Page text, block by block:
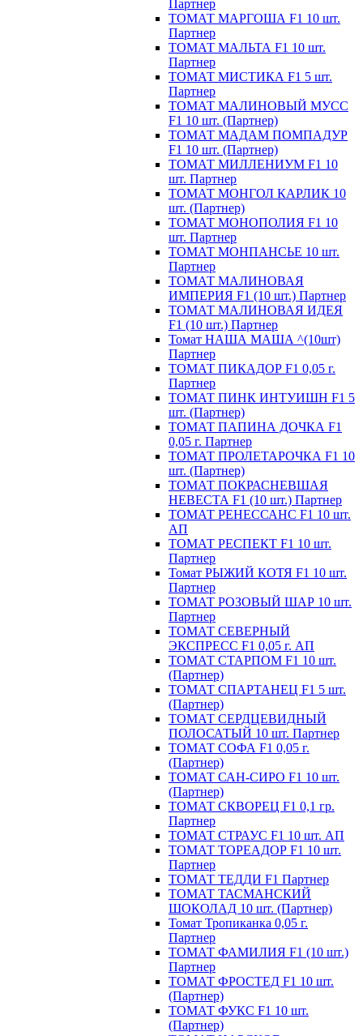
Партнер
ТОМАТ МАРГОША F1 10 шт.
Партнер
ТОМАТ МАЛЬТА F1 10 шт.
Партнер
ТОМАТ МИСТИКА F1 5 шт.
Партнер
ТОМАТ МАЛИНОВЫЙ МУСС
F1 10 шт. (Партнер)
ТОМАТ МАДАМ ПОМПАДУР
F1 10 шт. (Партнер)
ТОМАТ МИЛЛЕНИУМ F1 10
шт. Партнер
ТОМАТ МОНГОЛ КАРЛИК 10
шт. (Партнер)
ТОМАТ МОНОПОЛИЯ F1 10
шт. Партнер
ТОМАТ МОНПАНСЬЕ 10 шт.
Партнер
ТОМАТ МАЛИНОВАЯ
ИМПЕРИЯ F1 (10 шт.) Партнер
ТОМАТ МАЛИНОВАЯ ИДЕЯ
F1 (10 шт.) Партнер
Томат НАША МАША ^(10шт)
Партнер
ТОМАТ ПИКАДОР F1 0,05 г.
Партнер
ТОМАТ ПИНК ИНТУИШН F1 5
шт. (Партнер)
ТОМАТ ПАПИНА ДОЧКА F1
0,05 г. Партнер
ТОМАТ ПРОЛЕТАРОЧКА F1 10
шт. (Партнер)
ТОМАТ ПОКРАСНЕВШАЯ
НЕВЕСТА F1 (10 шт.) Партнер
ТОМАТ РЕНЕССАНС F1 10 шт.
АП
ТОМАТ РЕСПЕКТ F1 10 шт.
Партнер
Томат РЫЖИЙ КОТЯ F1 10 шт.
Партнер
ТОМАТ РОЗОВЫЙ ШАР 10 шт.
Партнер
ТОМАТ СЕВЕРНЫЙ
ЭКСПРЕСС F1 0,05 г. АП
ТОМАТ СТАРПОМ F1 10 шт.
(Партнер)
ТОМАТ СПАРТАНЕЦ F1 5 шт.
(Партнер)
ТОМАТ СЕРДЦЕВИДНЫЙ
ПОЛОСАТЫЙ 10 шт. Партнер
ТОМАТ СОФА F1 0,05 г.
(Партнер)
ТОМАТ САН-СИРО F1 10 шт.
(Партнер)
ТОМАТ СКВОРЕЦ F1 0,1 гр.
Партнер
ТОМАТ СТРАУС F1 10 шт. АП
ТОМАТ ТОРЕАДОР F1 10 шт.
Партнер
ТОМАТ ТЕДДИ F1 Партнер
ТОМАТ ТАСМАНСКИЙ
ШОКОЛАД 10 шт. (Партнер)
Томат Тропиканка 0,05 г.
Партнер
ТОМАТ ФАМИЛИЯ F1 (10 шт.)
Партнер
ТОМАТ ФРОСТЕД F1 10 шт.
(Партнер)
ТОМАТ ФУКС F1 10 шт.
(Партнер)